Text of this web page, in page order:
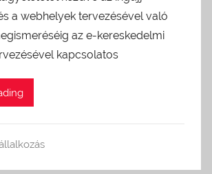
a webhelyek tervezésével való
az e-kereskedelmi
kapcsolatos